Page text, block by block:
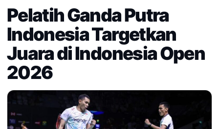
Pelatih Ganda Putra
Indonesia Targetkan
Juara di Indonesia Open
2026